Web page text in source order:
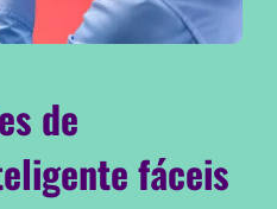
de
fáceis